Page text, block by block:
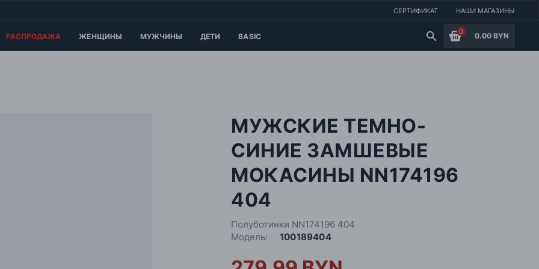
СЕРТИФИКАТ НАШИ МАГАЗИНЫ
РАСПРОДАЖА ЖЕНЩИНЫ МУЖЧИНЫ ДЕТИ BASIC
0
0.00 BYN
МУЖСКИЕ ТЕМНО-
СИНИЕ ЗАМШЕВЫЕ
МОКАСИНЫ NN174196
404
Полуботинки NN174196 404
Модель:
100189404